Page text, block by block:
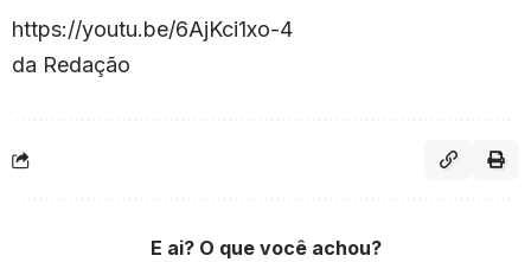
https://youtu.be/6AjKci1xo-4
da Redação
E ai? O que você achou?